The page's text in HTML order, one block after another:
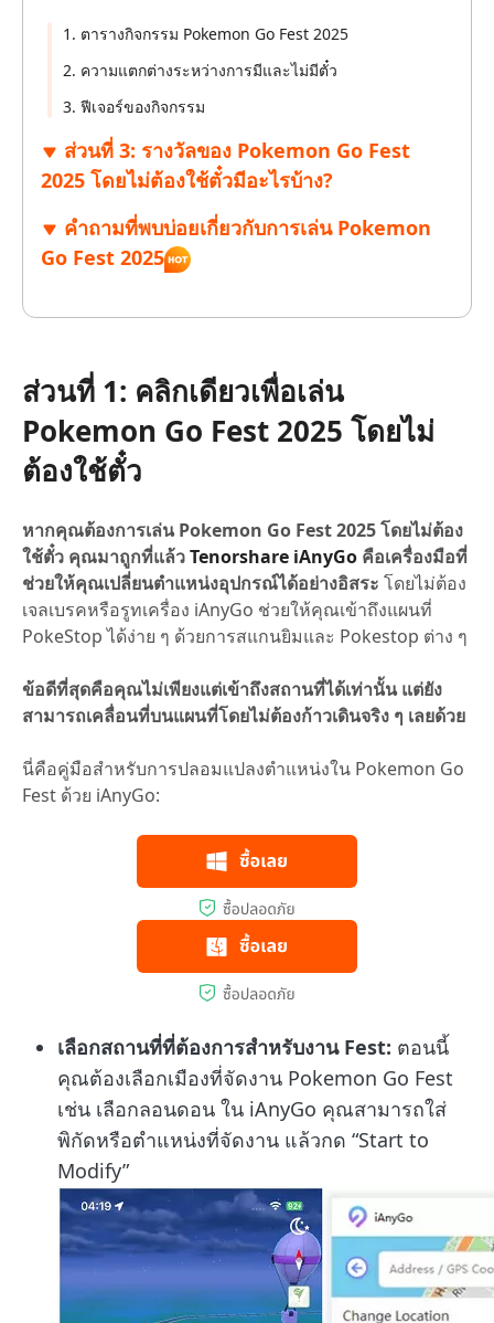
1. ตารางกิจกรรม Pokemon Go Fest 2025
2. ความแตกต่างระหว่างการมีและไม่มีตั๋ว
3. ฟีเจอร์ของกิจกรรม
ส่วนที่ 3: รางวัลของ Pokemon Go Fest
2025 โดยไม่ต้องใช้ตั๋วมีอะไรบ้าง?
คำถามที่พบบ่อยเกี่ยวกับการเล่น Pokemon
Go Fest 2025
ส่วนที่ 1: คลิกเดียวเพื่อเล่น
Pokemon Go Fest 2025 โดยไม่
ต้องใช้ตั๋ว
หากคุณต้องการเล่น Pokemon Go Fest 2025 โดยไม่ต้อง
ใช้ตั๋ว คุณมาถูกที่แล้วTenorshare iAnyGo คือเครื่องมือที่
ช่วยให้คุณเปลี่ยนตำแหน่งอุปกรณ์ได้อย่างอิสระ โดยไม่ต้อง
เจลเบรคหรือรูทเครื่อง iAnyGo ช่วยให้คุณเข้าถึงแผนที่
PokeStop ได้ง่าย ๆ ด้วยการสแกนยิมและ Pokestop ต่าง ๆ
ข้อดีที่สุดคือคุณไม่เพียงแต่เข้าถึงสถานที่ได้เท่านั้น แต่ยัง
สามารถเคลื่อนที่บนแผนที่โดยไม่ต้องก้าวเดินจริง ๆ เลยด้วย
นี่คือคู่มือสำหรับการปลอมแปลงตำแหน่งใน Pokemon Go
Fest ด้วย iAnyGo:
เลือกสถานที่ที่ต้องการสำหรับงาน Fest: ตอนนี้
คุณต้องเลือกเมืองที่จัดงาน Pokemon Go Fest
เช่น เลือกลอนดอน ใน iAnyGo คุณสามารถใส่
พิกัดหรือตำแหน่งที่จัดงาน แล้วกด “Start to
Modify”